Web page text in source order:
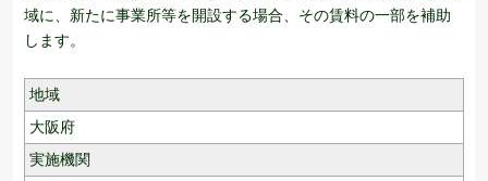
域に、新たに事業所等を開設する場合、その賃料の一部を補助
します。
地域
大阪府
実施機関